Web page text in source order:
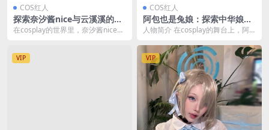
COS红人
探索奈汐酱nice与云溪溪的潮
汐+月魅力合集 [38P-539M]
在cosplay的世界里，奈汐酱nice和
COS红人
阿包也是兔娘：探索中华娘的
cosplay世界 [22P-470MB]
人物简介 在cosplay的舞台上，阿
色的深刻理解...
VIP VIP